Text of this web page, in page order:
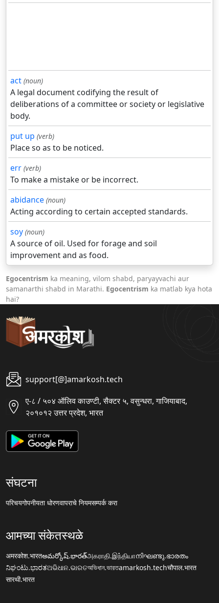
act (noun)
A legal document codifying the result of
deliberations of a committee or society or legislative
body.
put up (verb)
Place so as to be noticed.
err (verb)
To make a mistake or be incorrect.
abidance (noun)
Acting according to certain accepted standards.
soy (noun)
A source of oil. Used for forage and soil
improvement and as food.
Egocentrism ka meaning, vilom shabd, paryayvachi aur
samanarthi shabd in Marathi. Egocentrism ka matlab kya hota
hai?
support[@]amarkosh.tech
ए-८ / ५०४ ऑलिव काउण्टी, सैक्टर ५, वसुन्धरा, गाजियाबाद,
२०१०१२ उत्तर प्रदेश, भारत
संघटना
परिचयगोपनीयता धोरणवापराचे नियमसम्पर्क करा
आमच्या संकेतस्थळे
अमरकोश.भारतఅమర్కోష్.భారత్அகராதி.இந்தியாനിഘണ്ടു.ഭാരതം
ನಿಘಂಟು.ಭಾರತଅଭିଧାନ.ଭାରତঅভিধান.ভারতamarkosh.techचौपाल.भारत
सारथी.भारत